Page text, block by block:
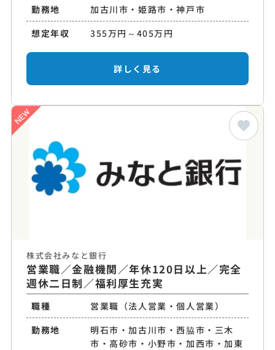
勤務地
加古川市・姫路市・神戸市
想定年収
355万円～405万円
詳しく見る
株式会社みなと銀行
営業職／金融機関／年休120日以上／完全
週休二日制／福利厚生充実
職種
営業職（法人営業・個人営業）
勤務地
明石市・加古川市・西脇市・三木
市・高砂市・小野市・加西市・加東